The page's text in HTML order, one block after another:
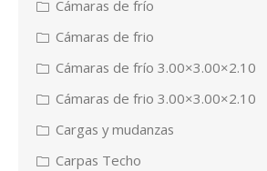
Cámaras de frío
Cámaras de frio
Cámaras de frío 3.00×3.00×2.10
Cámaras de frio 3.00×3.00×2.10
Cargas y mudanzas
Carpas Techo